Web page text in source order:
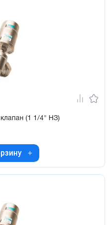
(1 1/4" НЗ)